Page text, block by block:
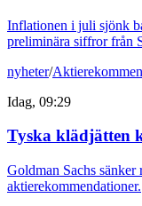
Inflationen i juli sjönk
preliminära siffror från
nyheter/
Idag, 09:29
Tyska klädjätten
Goldman Sachs
aktierekommendationer.